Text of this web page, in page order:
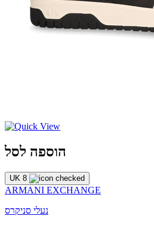
הוספה לסל
UK 8
ARMANI EXCHANGE
נעלי סניקרס